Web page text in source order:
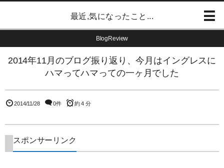
最近,気になったこと...
BlogReview
2014年11月のブログ振り返り、今月はイングレスに
ハマってハマっての一ヶ月でした
2014/11/28 0件 約 4 分
スポンサーリンク